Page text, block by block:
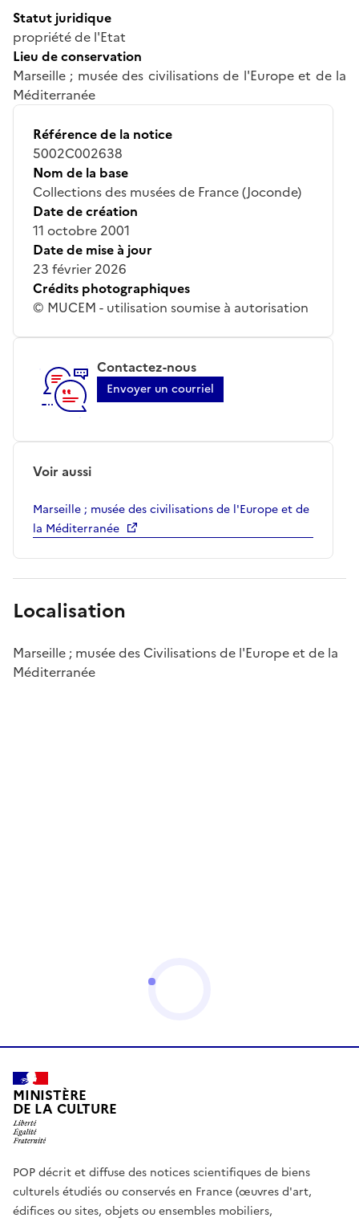
Statut juridique
propriété de l'Etat
Lieu de conservation
Marseille ; musée des civilisations de l'Europe et de la
Méditerranée
Référence de la notice
5002C002638
Nom de la base
Collections des musées de France (Joconde)
Date de création
11 octobre 2001
Date de mise à jour
23 février 2026
Crédits photographiques
© MUCEM - utilisation soumise à autorisation
Contactez-nous
Envoyer un courriel
Voir aussi
Marseille ; musée des civilisations de l'Europe et de
la Méditerranée
Localisation
Marseille ; musée des Civilisations de l'Europe et de la
Méditerranée
MINISTÈRE
DE LA CULTURE
POP décrit et diffuse des notices scientifiques de biens
culturels étudiés ou conservés en France (œuvres d'art,
édifices ou sites, objets ou ensembles mobiliers,